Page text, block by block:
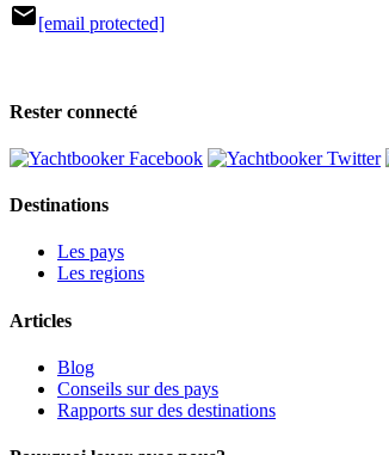
mail[email protected]
Rester connecté
Destinations
Les pays
Les regions
Articles
Blog
Conseils sur des pays
Rapports sur des destinations